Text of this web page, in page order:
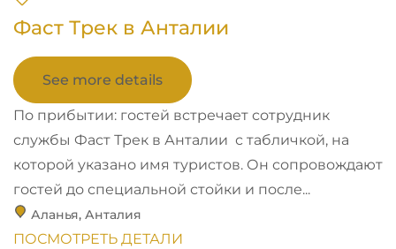
Фаст Трек в Анталии
See more details
По прибытии: гостей встречает сотрудник
службы Фаст Трек в Анталии с табличкой, на
которой указано имя туристов. Он сопровождают
гостей до специальной стойки и после...
Аланья, Анталия
ПОСМОТРЕТЬ ДЕТАЛИ